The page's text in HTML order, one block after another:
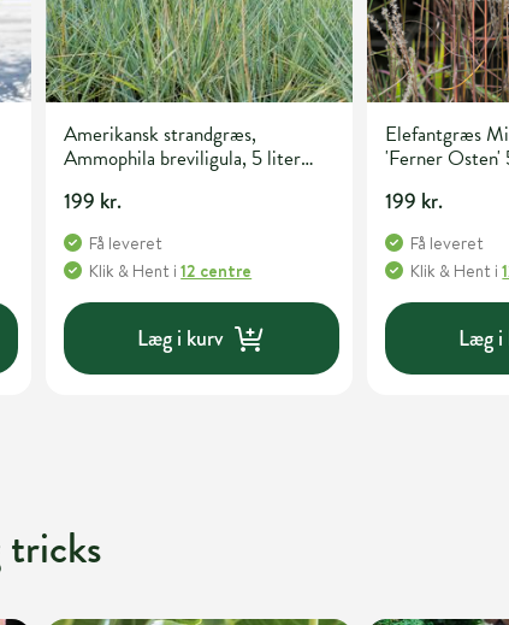
Amerikansk strandgræs,
Ammophila breviligula, 5 liter
199 kr.
Få leveret
Klik & Hent i12 centre
Læg i kurv
Elefantgræs
'Ferner
199 kr.
Få leveret
Klik & Hent i
Læg i